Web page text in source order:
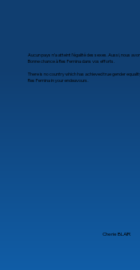
Aucun pays n’a atteint l’égalité des sexes. Aussi, nous
Bonne chance à Res Femina dans vos efforts.
There is no country which has achieved true gender
Res Femina in your endeavours.
Cherie BLAIR